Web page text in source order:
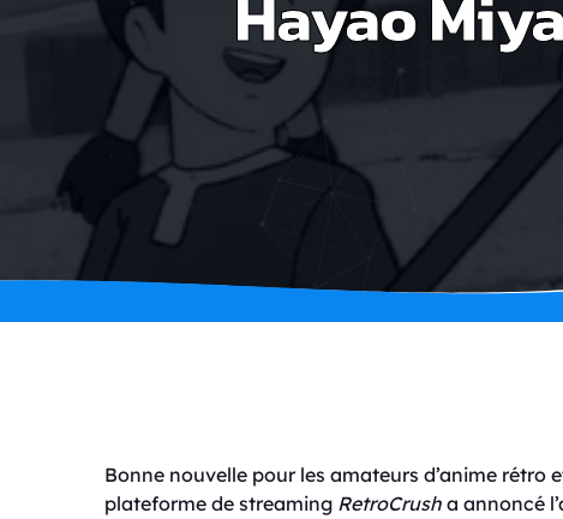
Bonne nouvelle pour les amateurs d’anime
plateforme de streaming RetroCrush a annoncé